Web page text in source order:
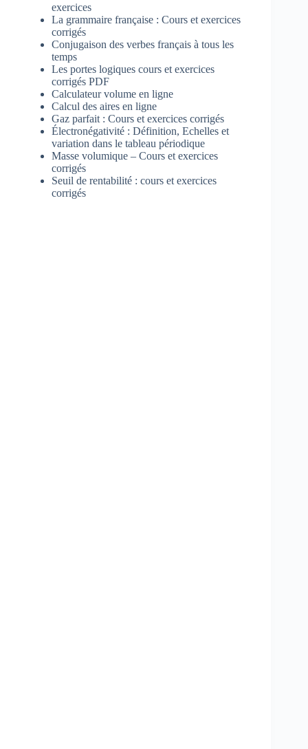
exercices
La grammaire française : Cours et exercices
corrigés
Conjugaison des verbes français à tous les
temps
Les portes logiques cours et exercices
corrigés PDF
Calculateur volume en ligne
Calcul des aires en ligne
Gaz parfait : Cours et exercices corrigés
Électronégativité : Définition, Echelles et
variation dans le tableau périodique
Masse volumique – Cours et exercices
corrigés
Seuil de rentabilité : cours et exercices
corrigés